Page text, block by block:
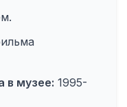
в музее: 1995-